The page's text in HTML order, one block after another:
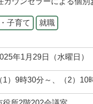
子育て 就職
年1月29日（水曜日）
1）9時30分～、（2）